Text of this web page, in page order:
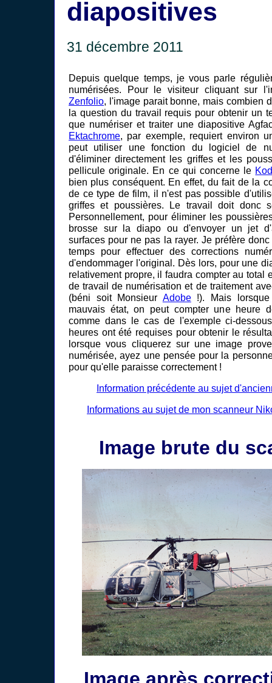
diapositives
31 décembre 2011
Depuis quelque temps, je vous parle
numérisées. Pour le visiteur cliquant sur
Zenfolio, l'image parait bonne, mais combien
la question du travail requis pour obtenir un
que numériser et traiter une diapositive
Ektachrome, par exemple, requiert environ
peut utiliser une fonction du logiciel de
d'éliminer directement les griffes et les
pellicule originale. En ce qui concerne le
bien plus conséquent. En effet, du fait de la
de ce type de film, il n'est pas possible
griffes et poussières. Le travail doit donc
Personnellement, pour éliminer les
brosse sur la diapo ou d'envoyer un jet
surfaces pour ne pas la rayer. Je préfère
temps pour effectuer des corrections
d'endommager l'original. Dès lors, pour une
relativement propre, il faudra compter au total
de travail de numérisation et de traitement
(béni soit Monsieur Adobe!). Mais lorsque
mauvais état, on peut compter une heure
comme dans le cas de l'exemple ci-
heures ont été requises pour obtenir le
lorsque vous cliquerez sur une image
numérisée, ayez une pensée pour la
pour qu'elle paraisse correctement !
Information précédente au sujet
Informations au sujet de mon scanneur
Image brute du